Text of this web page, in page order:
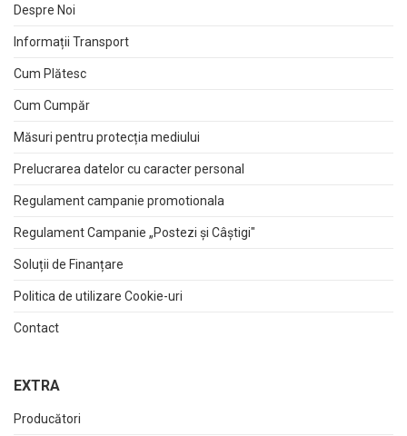
Despre Noi
Informații Transport
Cum Plătesc
Cum Cumpăr
Măsuri pentru protecția mediului
Prelucrarea datelor cu caracter personal
Regulament campanie promotionala
Regulament Campanie „Postezi și Câștigi"
Soluții de Finanțare
Politica de utilizare Cookie-uri
Contact
EXTRA
Producători